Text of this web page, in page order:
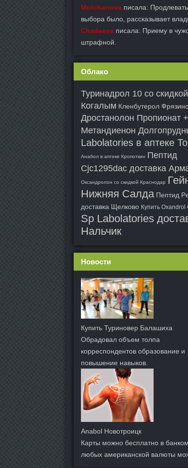
Molchanova писала:
выбора было, рассказывает
Chadaeva писала: Приему в
штрафной.
Облако
Туринадрол 10 со скидкой
Когалым Кленбутерол
Дростанолон Пропионат +
Метандиенон
Labolatories в аптеке
Анабол в аптеке Кропоткин Пептид
Cjc1295dac доставка
Оксандролон со скидкой Краснодар
Нижняя Салда Пептид
доставка Щелково Купить
Sp Labolatories
Нальчик
Новости
Купить Туриновер Балашиха
Обрадовал объем толпа
корреспондентов образование и
повышение навыков.
Anabol Новотроицк
Карты можно бесплатно в
любых американской валюты